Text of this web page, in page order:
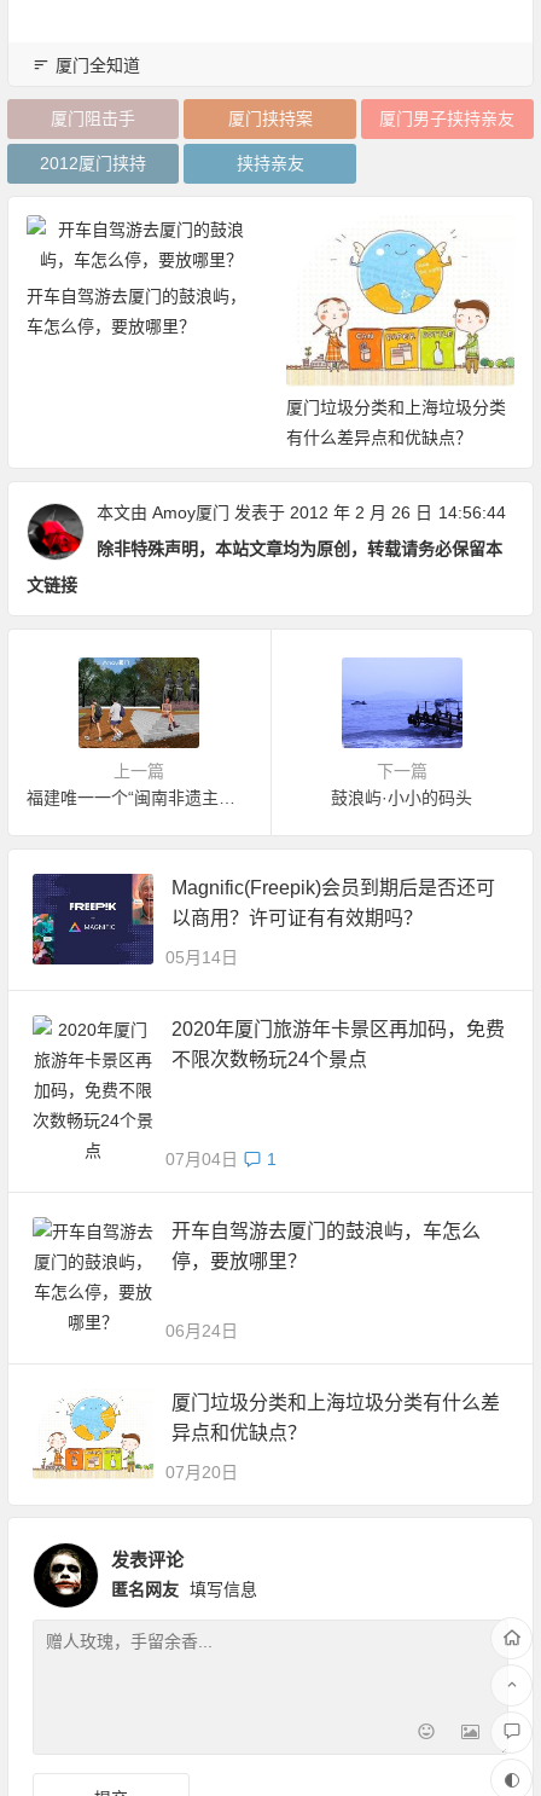
厦门全知道
厦门阻击手 厦门挟持案 厦门男子挟持亲友
2012厦门挟持 挟持亲友
厦门的鼓浪屿，
放哪里？
厦门垃圾分类和上海垃圾分类
有什么差异点和优缺点？
2019厦门旅游
限次畅玩厦门
本文由 Amoy厦门 发表于 2012 年 2 月 26 日 14:56:44
除非特殊声明，本站文章均为原创，转载请务必保留本
文链接
上一篇
福建唯一一个“闽南非遗主题公园”落户翔安
下一篇
鼓浪屿·小小的码头
Magnific(Freepik)会员到期后是否还可
以商用？许可证有有效期吗？
05月14日
2020年厦门旅游年卡景区再加码，免费
不限次数畅玩24个景点
07月04日 1
开车自驾游去厦门的鼓浪屿，车怎么
停，要放哪里？
06月24日
厦门垃圾分类和上海垃圾分类有什么差
异点和优缺点？
07月20日
发表评论
匿名网友 填写信息